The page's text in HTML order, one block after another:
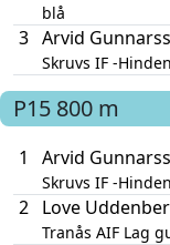
blå
3 Arvid
Skruvs IF -Hinden
P15 800 m
1 Arvid
Skruvs IF -Hinden
2 Love
Tranås AIF Lag